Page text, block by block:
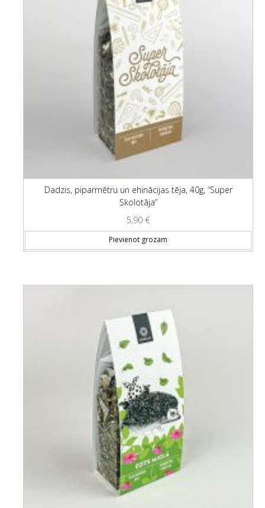
Dadzis, piparmētru un ehinācijas tēja, 40g, “Super
Skolotāja”
5,90 €
Pievienot grozam